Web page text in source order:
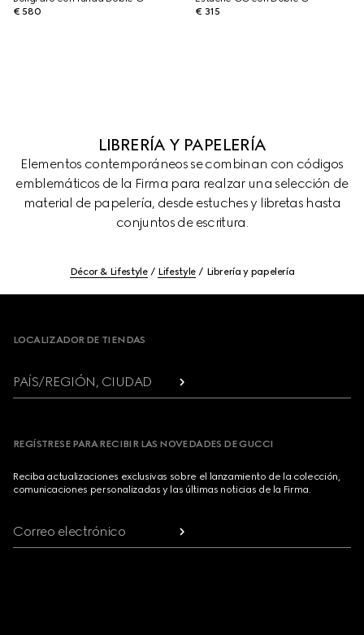
€ 580
€ 315
LIBRERÍA Y PAPELERÍA
Elementos contemporáneos se combinan con códigos
emblemáticos de la Firma para realzar una selección de
material de papelería, desde estuches y libretas hasta
conjuntos de escritura.
Décor & Lifestyle Lifestyle Librería y papelería
LOCALIZADOR DE TIENDAS
PAÍS/REGIÓN, CIUDAD
REGÍSTRESE PARA RECIBIR LAS NOVEDADES DE GUCCI
Reciba actualizaciones exclusivas sobre el lanzamiento de la colección,
comunicaciones personalizadas y las últimas noticias de la Firma.
Correo electrónico